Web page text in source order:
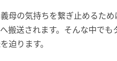
母の気持ちを繋ぎ止めるた
搬送されます。そんな中で
迫ります。